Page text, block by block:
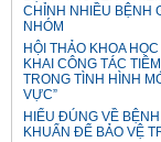
CHỈNH NHIỀU BỆNH
NHÓM
HỘI THẢO KHOA HỌC
KHAI CÔNG TÁC
TRONG TÌNH HÌNH
VỰC”
HIỂU ĐÚNG VỀ
KHUẨN ĐỂ BẢO VỆ